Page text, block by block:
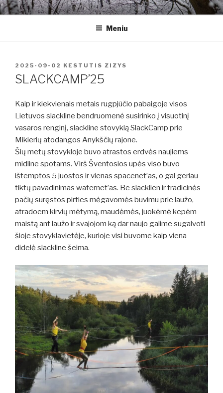
Eiti
prie ALTERNATYVIAI
Kitoks požiūris į gyvenimą
Meniu
PASKELBTA
2025-09-02 KESTUTIS ZIZYS
SLACKCAMP’25
Kaip ir kiekvienais metais rugpjūčio pabaigoje visos
Lietuvos slackline bendruomenė susirinko į visuotinį
vasaros renginį, slackline stovyklą SlackCamp prie
Mikierių atodangos Anykščių rajone.
Šių metų stovykloje buvo atrastos erdvės naujiems
midline spotams. Virš Šventosios upės viso buvo
ištemptos 5 juostos ir vienas spacenet’as, o gal geriau
tiktų pavadinimas waternet’as. Be slacklien ir tradicinės
pačių suręstos pirties mėgavomės buvimu prie laužo,
atradoem kirvių mėtymą, maudėmės, juokėmė kepėm
maistą ant laužo ir svajojom ką dar naujo galime sugalvoti
šioje stovyklavietėje, kurioje visi buvome kaip viena
didelė slackline šeima.